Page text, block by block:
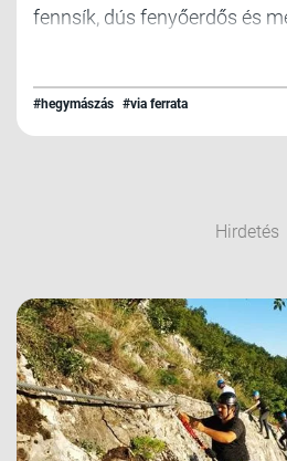
fennsík, dús fenyőerdős és
#hegymászás #via ferrata
Hirdetés